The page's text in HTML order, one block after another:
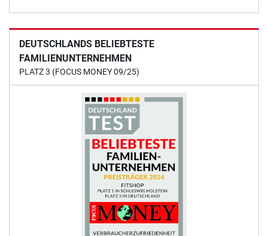
DEUTSCHLANDS BELIEBTESTE
FAMILIENUNTERNEHMEN
PLATZ 3 (FOCUS MONEY 09/25)